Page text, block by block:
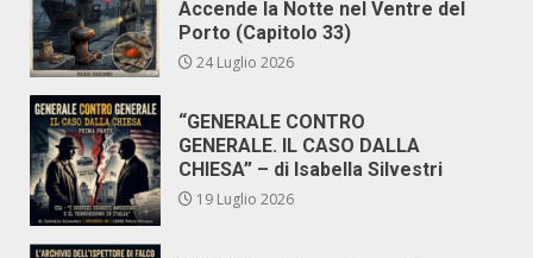
Accende la Notte nel Ventre del
Porto (Capitolo 33)
24 Luglio 2026
“GENERALE CONTRO
GENERALE. IL CASO DALLA
CHIESA” – di Isabella Silvestri
19 Luglio 2026